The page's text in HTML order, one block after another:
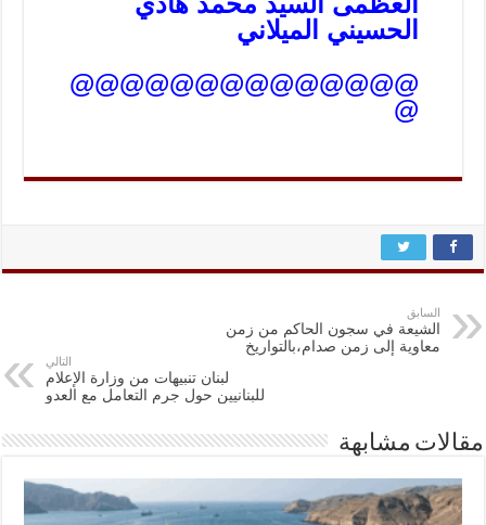
الحسيني الميلاني
@@@@@@@@@@@@@@
@
السابق
الشيعة في سجون الحاكم من زمن
معاوية إلى زمن صدام،بالتواريخ
التالي
لبنان تنبيهات من وزارة الإعلام
للبنانيين حول جرم التعامل مع العدو
مقالات مشابهة